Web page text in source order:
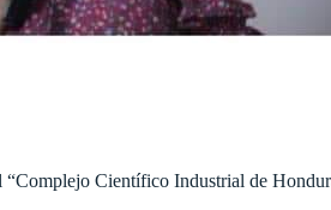
Científico Industrial de